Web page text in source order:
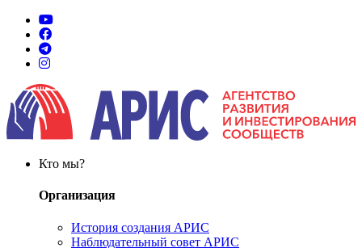
Кто мы?
Организация
История создания АРИС
Наблюдательный совет АРИС